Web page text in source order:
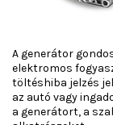
A generátor
elektromos
töltéshiba jelzés
az autó vagy
a generátort, a